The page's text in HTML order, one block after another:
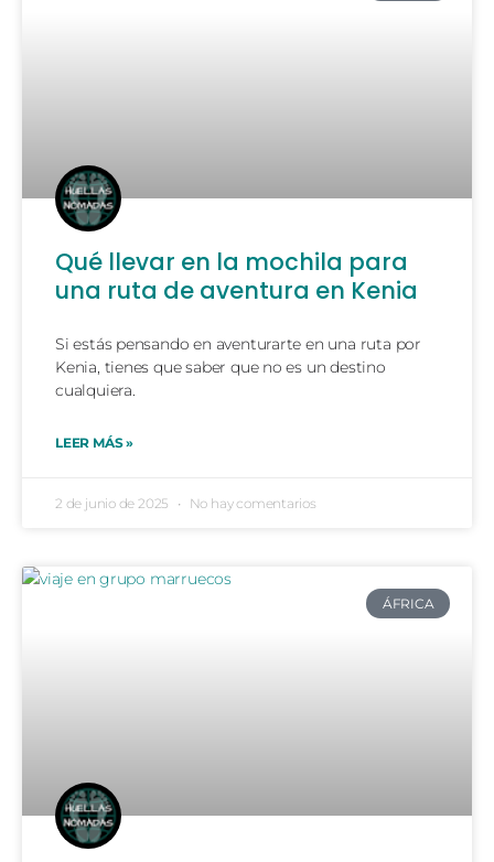
Qué llevar en la mochila para
una ruta de aventura en Kenia
Si estás pensando en aventurarte en una ruta por
Kenia, tienes que saber que no es un destino
cualquiera.
LEER MÁS »
2 de junio de 2025 No hay comentarios
ÁFRICA